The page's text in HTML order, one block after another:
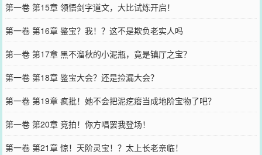
第一卷 第15章 领悟剑字道文，大比试炼开启！
第一卷 第16章 鉴宝？我！？这不是欺负老实人吗
第一卷 第17章 黑不溜秋的小泥瓶，竟是镇厅之宝？
第一卷 第18章 鉴宝大会？还是捡漏大会？
第一卷 第19章 疯批！她不会把泥疙瘩当成地阶宝物了吧？
第一卷 第20章 竞拍！你方唱罢我登场！
第一卷 第21章 惊！天阶灵宝！？太上长老亲临！